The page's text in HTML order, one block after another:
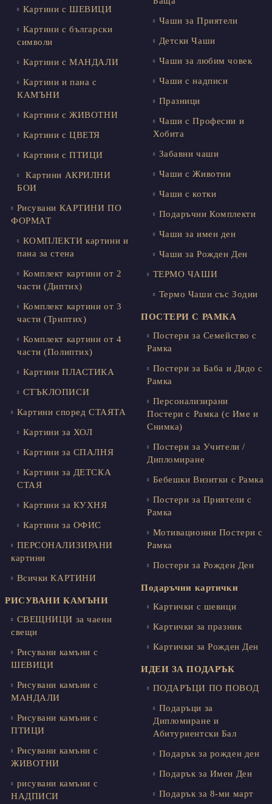
Картини с ШЕВИЦИ
Картини с български
символи
Картини с МАНДАЛИ
Картини и пана с
КАМЪНИ
Картини с ЖИВОТНИ
Картини с ЦВЕТЯ
Картини с ПТИЦИ
Картини АКРИЛНИ
БОИ
Рисувани КАРТИНИ ПО
ФОРМАТ
КОМПЛЕКТИ картини и
пана за стена
Комплект картини от 2
части (Диптих)
Комплект картини от 3
части (Триптих)
Комплект картини от 4
части (Полиптих)
Картини ПЛАСТИКА
СТЪКЛОПИСИ
Картини според СТАЯТА
Картини за ХОЛ
Картини за СПАЛНЯ
Картини за ДЕТСКА
СТАЯ
Картини за КУХНЯ
Картини за ОФИС
ПЕРСОНАЛИЗИРАНИ
картини
Всички КАРТИНИ
РИСУВАНИ КАМЪНИ
СВЕЩНИЦИ за чаени
свещи
Рисувани камъни с
ШЕВИЦИ
Рисувани камъни с
МАНДАЛИ
Рисувани камъни с
ПТИЦИ
Рисувани камъни с
ЖИВОТНИ
рисувани камъни с
НАДПИСИ
Чаши за Приятели
Детски Чаши
Чаши за любим човек
Чаши с надписи
Празници
Чаши с Професии и
Хобита
Забавни чаши
Чаши с Животни
Чаши с котки
Подаръчни Комплекти
Чаши за имен ден
Чаши за Рожден Ден
ТЕРМО ЧАШИ
Термо Чаши със Зодии
ПОСТЕРИ С РАМКА
Постери за Семейство с
Рамка
Постери за Баба и Дядо с
Рамка
Персонализирани
Постери с Рамка (с Име и
Снимка)
Постери за Учители /
Дипломиране
Бебешки Визитки с Рамка
Постери за Приятели с
Рамка
Мотивационни Постери с
Рамка
Постери за Рожден Ден
Подаръчни картички
Картички с шевици
Картички за празник
Картички за Рожден Ден
ИДЕИ ЗА ПОДАРЪК
ПОДАРЪЦИ ПО ПОВОД
Подаръци за
Дипломиране и
Абитуриентски Бал
Подарък за рожден ден
Подарък за Имен Ден
Подарък за 8-ми март